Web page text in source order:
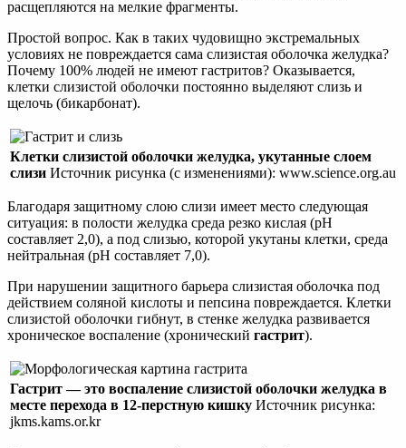
расщепляются на мелкие фрагменты.
Простой вопрос. Как в таких чудовищно экстремальных
условиях не повреждается сама слизистая оболочка желудка?
Почему 100% людей не имеют гастритов? Оказывается,
клетки слизистой оболочки постоянно выделяют слизь и
щелочь (бикарбонат).
Клетки слизистой оболочки желудка, укутанные слоем
слизи Источник рисунка (с изменениями): www.science.org.au
Благодаря защитному слою слизи имеет место следующая
ситуация: в полости желудка среда резко кислая (pH
составляет 2,0), а под слизью, которой укутаны клетки, среда
нейтральная (pH составляет 7,0).
При нарушении защитного барьера слизистая оболочка под
действием соляной кислоты и пепсина повреждается. Клетки
слизистой оболочки гибнут, в стенке желудка развивается
хроническое воспаление (хронический гастрит).
Гастрит — это воспаление слизистой оболочки желудка в
месте перехода в 12-перстную кишку Источник рисунка:
jkms.kams.or.kr